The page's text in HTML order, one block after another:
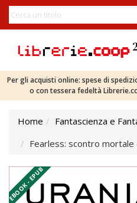
Per gli acquisti online: spese di
o con tessera fedeltà
Home Fantascienza e
Fearless: scontro mortale
EBOOK - EPUB